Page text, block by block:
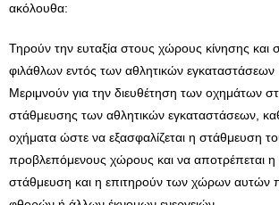
ακόλουθα:
Τηρούν την ευταξία στους χώρους κίνησης και
φιλάθλων εντός των αθλητικών εγκαταστάσεων
Μεριμνούν για την διευθέτηση των οχημάτων
στάθμευσης των αθλητικών εγκαταστάσεων,
οχήματα ώστε να εξασφαλίζεται η στάθμευση
προβλεπόμενους χώρους και να αποτρέπεται
στάθμευση και η επιτηρούν των χώρων αυτών